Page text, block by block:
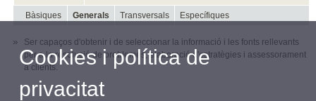
Bàsiques Generals Transversals Específiques
Ser capaços d'obtenir i de seleccionar la informació i les fonts rellevants
per a la resolució de problemes, elaboració d'estratègies i assessorament
a clients.
Cookies i política de
privacitat